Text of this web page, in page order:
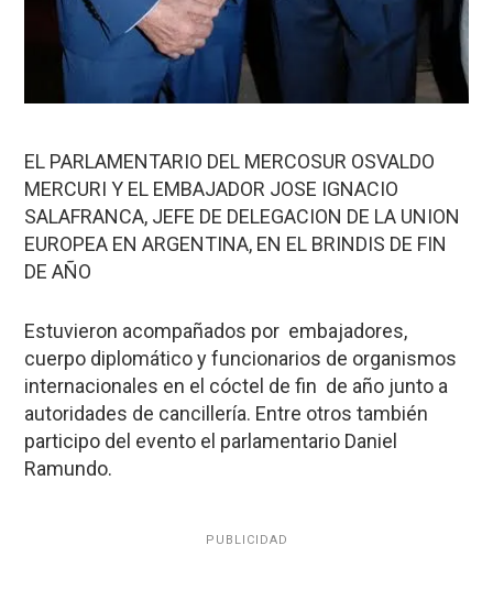
EL PARLAMENTARIO DEL MERCOSUR OSVALDO
MERCURI Y EL EMBAJADOR JOSE IGNACIO
SALAFRANCA, JEFE DE DELEGACION DE LA UNION
EUROPEA EN ARGENTINA, EN EL BRINDIS DE FIN
DE AÑO
Estuvieron acompañados por embajadores,
cuerpo diplomático y funcionarios de organismos
internacionales en el cóctel de fin de año junto a
autoridades de cancillería. Entre otros también
participo del evento el parlamentario Daniel
Ramundo.
PUBLICIDAD